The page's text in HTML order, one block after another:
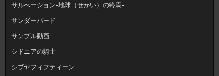
サルべーション-地球（せかい）の終焉-
サンダーバード
サンプル動画
シドニアの騎士
シブヤフィフティーン